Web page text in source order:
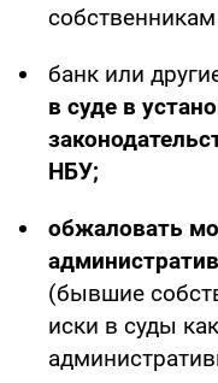
банк или
в суде в
НБУ;
обжаловать
(бывшие
иски в суды